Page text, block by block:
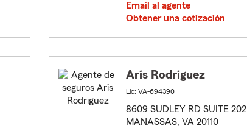
Email al agente
Obtener una cotización
Aris Rodriguez
Lic: VA-694390
8609 SUDLEY RD SUITE 202
MANASSAS, VA 20110